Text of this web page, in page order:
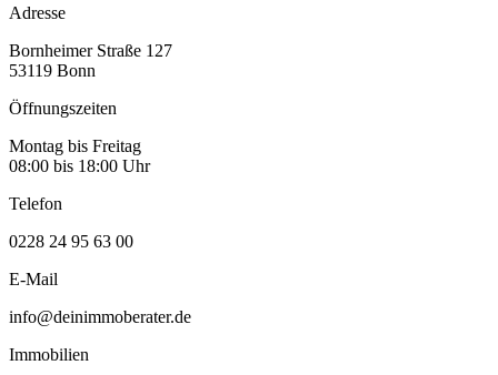
Adresse
Bornheimer Straße 127
53119 Bonn
Öffnungszeiten
Montag bis Freitag
08:00 bis 18:00 Uhr
Telefon
0228 24 95 63 00
E-Mail
info@deinimmoberater.de
Immobilien